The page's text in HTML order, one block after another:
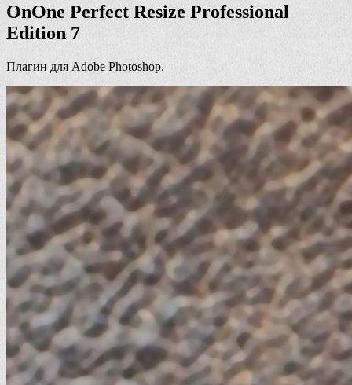
OnOne Perfect Resize Professional
Edition 7
Плагин для Adobe Photoshop.